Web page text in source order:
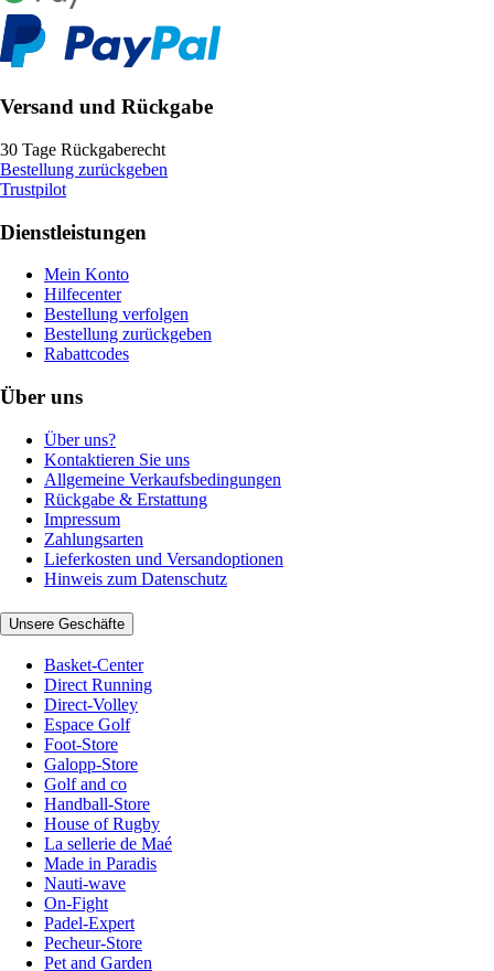
Versand und Rückgabe
30 Tage Rückgaberecht
Bestellung zurückgeben
Trustpilot
Dienstleistungen
Mein Konto
Hilfecenter
Bestellung verfolgen
Bestellung zurückgeben
Rabattcodes
Über uns
Über uns?
Kontaktieren Sie uns
Allgemeine Verkaufsbedingungen
Rückgabe & Erstattung
Impressum
Zahlungsarten
Lieferkosten und Versandoptionen
Hinweis zum Datenschutz
Unsere Geschäfte
Basket-Center
Direct Running
Direct-Volley
Espace Golf
Foot-Store
Galopp-Store
Golf and co
Handball-Store
House of Rugby
La sellerie de Maé
Made in Paradis
Nauti-wave
On-Fight
Padel-Expert
Pecheur-Store
Pet and Garden